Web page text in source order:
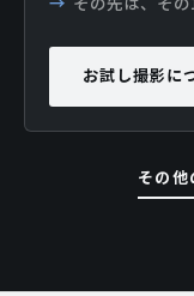
お試し撮影に
その他